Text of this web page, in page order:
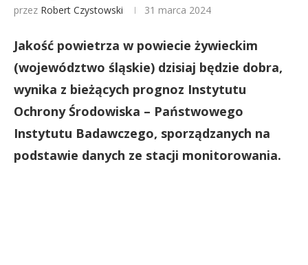
przez Robert Czystowski 31 marca 2024
Jakość powietrza w powiecie żywieckim
(województwo śląskie) dzisiaj będzie dobra,
wynika z bieżących prognoz Instytutu
Ochrony Środowiska – Państwowego
Instytutu Badawczego, sporządzanych na
podstawie danych ze stacji monitorowania.